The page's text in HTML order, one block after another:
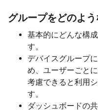
グループをどのよ
基本的にどんな構
す。
デバイスグループ
め、ユーザーごと
考慮できると利用
す。
ダッシュボードの